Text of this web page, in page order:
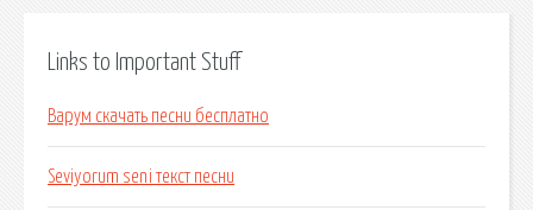
Links to Important Stuff
Варум скачать песни бесплатно
Seviyorum seni текст песни